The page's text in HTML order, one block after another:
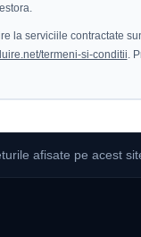
la serviciile contractate
termeni-si-conditii .
afisate pe acest